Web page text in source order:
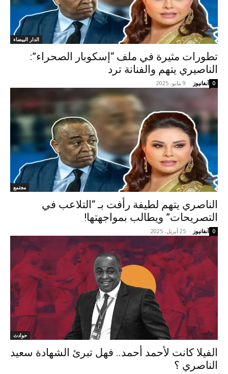
الدار البيضاء
تطورات مثيرة في ملف “إسكوبار الصحراء”:
الناصيري يتهم والفنانة ترد
آنفانيوز - 9 مايو، 2025 0
مجتمع
الناصري يتهم لطيفة رأفت بـ “التلاعب في
التصريحات” ويطالب بمواجهتها!
آنفانيوز - 25 أبريل، 2025 0
حوادث
الفيلا كانت لأحمد أحمد.. فهل تبرئ الشهادة سعيد
الناصري ؟